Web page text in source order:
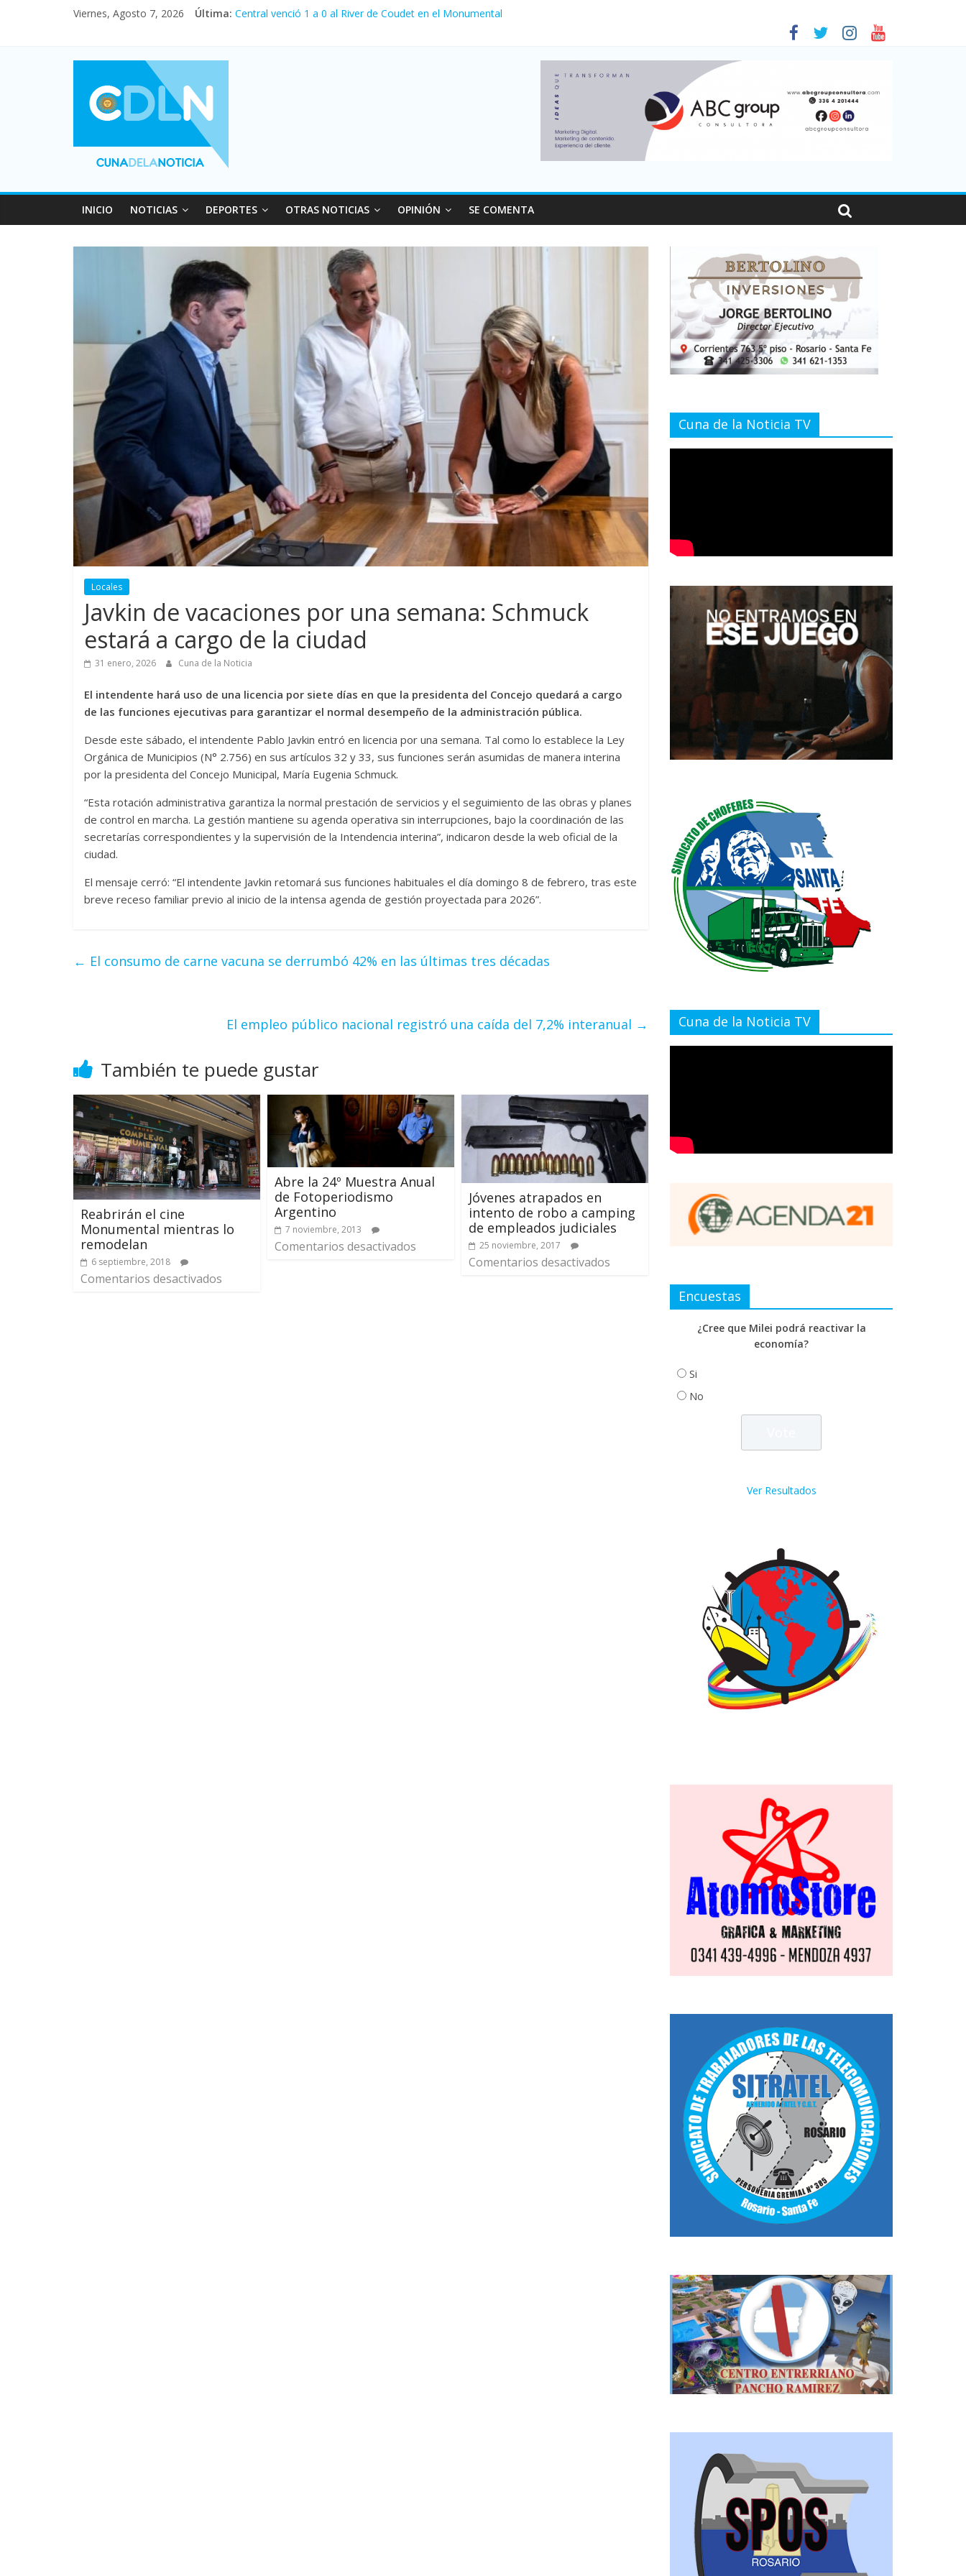
Viernes, Agosto 7, 2026 Última: Central venció 1 a 0 al River de Coudet en el Monumental
Vacaciones de invierno con más movimiento y consumo turístico: 4,6 millones de personas viajaron por el país, un 5,9% más que en 2025
Fuerte caída de la venta de autos usados en julio: bajó un 12,6% interanual
INICIO NOTICIAS DEPORTES OTRAS NOTICIAS OPINIÓN SE COMENTA
Locales
Javkin de vacaciones por una semana: Schmuck
estará a cargo de la ciudad
31 enero, 2026 Cuna de la Noticia
El intendente hará uso de una licencia por siete días en que la presidenta del Concejo quedará a cargo
de las funciones ejecutivas para garantizar el normal desempeño de la administración pública.
Desde este sábado, el intendente Pablo Javkin entró en licencia por una semana. Tal como lo establece la Ley
Orgánica de Municipios (N° 2.756) en sus artículos 32 y 33, sus funciones serán asumidas de manera interina
por la presidenta del Concejo Municipal, María Eugenia Schmuck.
“Esta rotación administrativa garantiza la normal prestación de servicios y el seguimiento de las obras y planes
de control en marcha. La gestión mantiene su agenda operativa sin interrupciones, bajo la coordinación de las
secretarías correspondientes y la supervisión de la Intendencia interina”, indicaron desde la web oficial de la
ciudad.
El mensaje cerró: “El intendente Javkin retomará sus funciones habituales el día domingo 8 de febrero, tras este
breve receso familiar previo al inicio de la intensa agenda de gestión proyectada para 2026”.
← El consumo de carne vacuna se derrumbó 42% en las últimas tres décadas
El empleo público nacional registró una caída del 7,2% interanual →
También te puede gustar
Reabrirán el cine
Monumental mientras lo
remodelan
6 septiembre, 2018
Comentarios desactivados
Abre la 24º Muestra Anual
de Fotoperiodismo
Argentino
7 noviembre, 2013
Comentarios desactivados
Jóvenes atrapados en
intento de robo a camping
de empleados judiciales
25 noviembre, 2017
Comentarios desactivados
Cuna de la Noticia TV
Cuna de la Noticia TV
Encuestas
¿Cree que Milei podrá reactivar la
economía?
Si
No
Ver Resultados